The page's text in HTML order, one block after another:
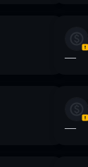
—
—